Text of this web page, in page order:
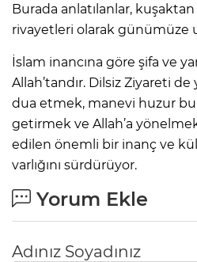
Burada anlatılanlar,
rivayetleri olarak günümüze
İslam inancına göre şifa ve
Allah’tandır. Dilsiz Ziyareti de
dua etmek, manevi huzur
getirmek ve Allah’a
edilen önemli bir inanç ve
varlığını sürdürüyor.
Yorum Ekle
Adınız Soyadınız